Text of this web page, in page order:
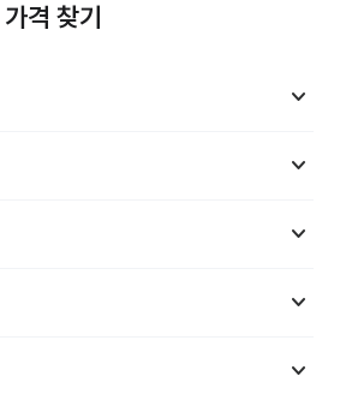
격 찾기
keyboard_arrow_down
keyboard_arrow_down
keyboard_arrow_down
keyboard_arrow_down
keyboard_arrow_down